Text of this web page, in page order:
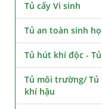
Tủ cấy Vi sinh
Tủ an toàn sinh
Tủ hút khí độc -
Tủ môi trường/
khí hậu